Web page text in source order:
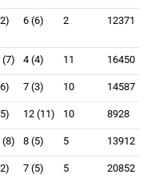
6 (6) 2 12371
(7) 4 (4) 11 16450
7 (3) 10 14587
12 (11) 10 8928
(8) 8 (5) 5 13912
7 (5) 5 20852